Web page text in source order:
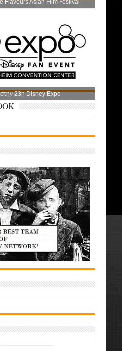
Flavours Asian Film Festival
23η Disney Expo